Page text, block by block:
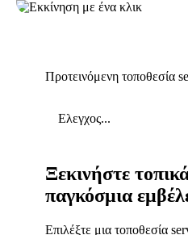
Προτεινόμενη τοποθεσία
Ελεγχος...
Ξεκινήστε
παγκόσμια
Επιλέξτε μια τοποθεσία